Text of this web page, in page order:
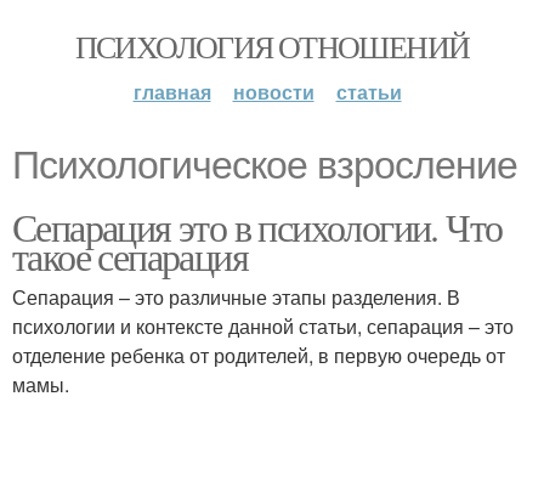
ПСИХОЛОГИЯ ОТНОШЕНИЙ
главная новости статьи
Психологическое взросление
Сепарация это в психологии. Что
такое сепарация
Сепарация – это различные этапы разделения. В
психологии и контексте данной статьи, сепарация – это
отделение ребенка от родителей, в первую очередь от
мамы.